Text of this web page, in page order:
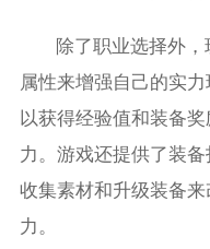
除了职业选择外
属性来增强自己的实
以获得经验值和装备
力。游戏还提供了装
收集素材和升级装备
力。